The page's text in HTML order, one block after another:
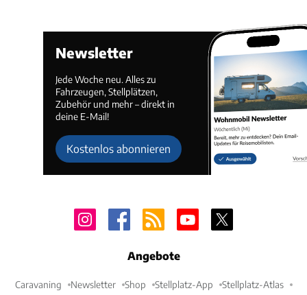
Newsletter
Jede Woche neu. Alles zu
Fahrzeugen, Stellplätzen,
Zubehör und mehr – direkt in
deine E-Mail!
Kostenlos abonnieren
Angebote
Caravaning Newsletter Shop Stellplatz-App Stellplatz-Atlas